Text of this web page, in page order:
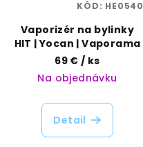
Vaporizér na bylinky
HIT | Yocan | Vaporama
69 € / ks
Na objednávku
Detail
KÓD: HE0540